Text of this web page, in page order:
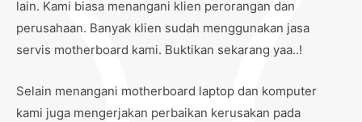
lain. Kami biasa menangani klien perorangan dan
perusahaan. Banyak klien sudah menggunakan jasa
servis motherboard kami. Buktikan sekarang yaa..!
Selain menangani motherboard laptop dan komputer
kami juga mengerjakan perbaikan kerusakan pada